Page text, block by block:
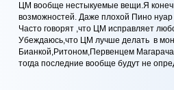
ЦМ вообще нестыкуемые вещи.Я
возможностей. Даже плохой Пино
Часто говорят ,что ЦМ исправляет
Убеждаюсь,что ЦМ лучше делать в
Бианкой,Ритоном,Первенцем
тогда последние вообще будут не